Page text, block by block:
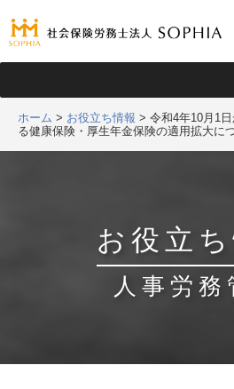
ホーム > お役立ち情報 > 令和4年10月1
る健康保険・厚生年金保険の適用拡大に
お役立
人事労務